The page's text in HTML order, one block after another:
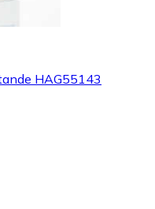
HAG55143